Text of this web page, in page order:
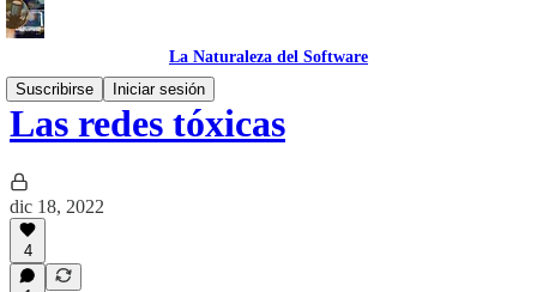
La Naturaleza del Software
Suscribirse
Iniciar sesión
Las redes tóxicas
dic 18, 2022
4